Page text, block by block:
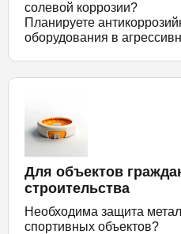
солевой коррозии?
Планируете
оборудования в
Для объектов
строительства
Необходима защита
спортивных объектов?